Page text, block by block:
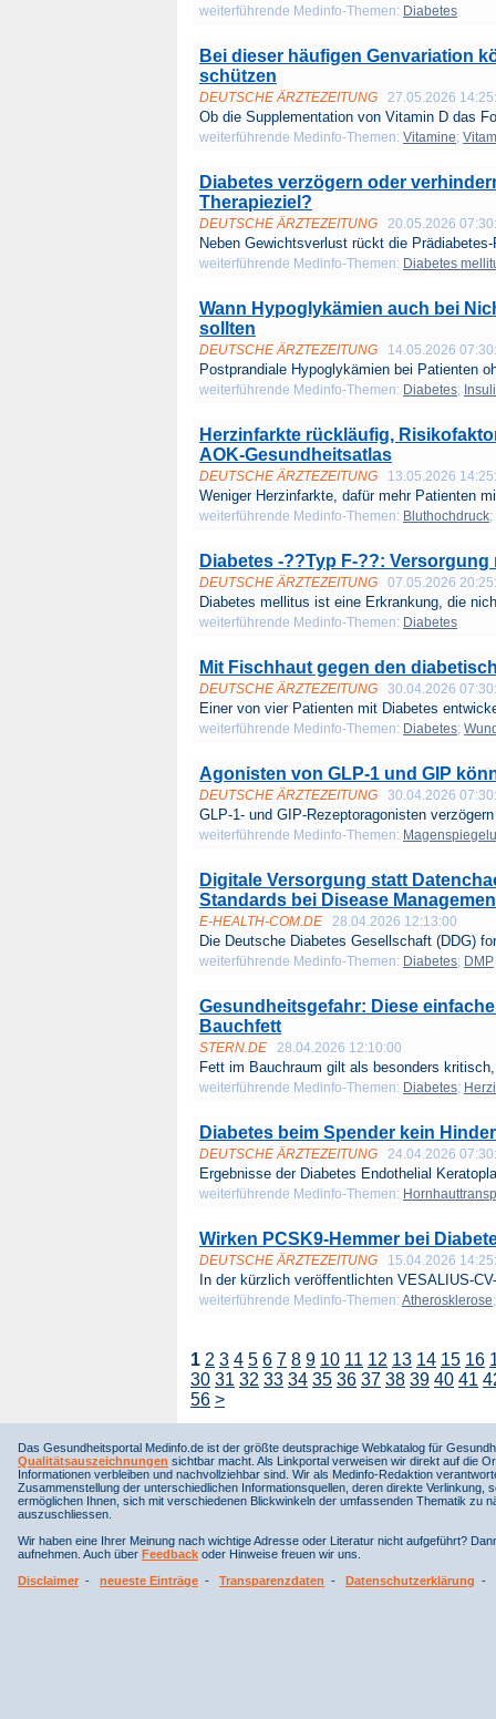
weiterführende Medinfo-Themen: Diabetes
Bei dieser häufigen Genvariation
schützen
DEUTSCHE ÄRZTEZEITUNG 27.05.2026
Ob die Supplementation von Vitamin D das
weiterführende Medinfo-Themen: Vitamine;
Diabetes verzögern oder
Therapieziel?
DEUTSCHE ÄRZTEZEITUNG 20.05.2026
Neben Gewichtsverlust rückt die
weiterführende Medinfo-Themen: Diabetes
Wann Hypoglykämien auch bei
sollten
DEUTSCHE ÄRZTEZEITUNG 14.05.2026
Postprandiale Hypoglykämien bei Patienten
weiterführende Medinfo-Themen: Diabetes;
Herzinfarkte rückläufig,
AOK-Gesundheitsatlas
DEUTSCHE ÄRZTEZEITUNG 13.05.2026
Weniger Herzinfarkte, dafür mehr Patienten
weiterführende Medinfo-Themen: Bluthochdruck;
Diabetes -??Typ F-??:
DEUTSCHE ÄRZTEZEITUNG 07.05.2026
Diabetes mellitus ist eine Erkrankung, die
weiterführende Medinfo-Themen: Diabetes
Mit Fischhaut gegen den
DEUTSCHE ÄRZTEZEITUNG 30.04.2026
Einer von vier Patienten mit Diabetes
weiterführende Medinfo-Themen: Diabetes;
Agonisten von GLP-1 und GIP
DEUTSCHE ÄRZTEZEITUNG 30.04.2026
GLP-1- und GIP-Rezeptoragonisten
weiterführende Medinfo-Themen:
Digitale Versorgung statt
Standards bei Disease
E-HEALTH-COM.DE 28.04.2026 12:13:00
Die Deutsche Diabetes Gesellschaft (DDG)
weiterführende Medinfo-Themen: Diabetes; DMP
Gesundheitsgefahr: Diese
Bauchfett
STERN.DE 28.04.2026 12:10:00
Fett im Bauchraum gilt als besonders
weiterführende Medinfo-Themen: Diabetes;
Diabetes beim Spender kein
DEUTSCHE ÄRZTEZEITUNG 24.04.2026
Ergebnisse der Diabetes Endothelial
weiterführende Medinfo-Themen:
Wirken PCSK9-Hemmer bei
DEUTSCHE ÄRZTEZEITUNG 15.04.2026
In der kürzlich veröffentlichten VESALIUS-
weiterführende Medinfo-Themen: Atherosklerose
1 2 3 4 5 6 7 8 9 10 11 12 13 14 15 16
30 31 32 33 34 35 36 37 38 39 40 41
56 >
Das Gesundheitsportal Medinfo.de ist der größte deutsprachige Webkatalog für
Qualitätsauszeichnungen sichtbar macht. Als Linkportal verweisen wir direkt auf die
Informationen verbleiben und nachvollziehbar sind. Wir als Medinfo-Redaktion
Zusammenstellung der unterschiedlichen Informationsquellen, deren direkte
ermöglichen Ihnen, sich mit verschiedenen Blickwinkeln der umfassenden Thematik
auszuschliessen.
Wir haben eine Ihrer Meinung nach wichtige Adresse oder Literatur nicht aufgeführt?
aufnehmen. Auch über Feedback oder Hinweise freuen wir uns.
Disclaimer - neueste Einträge - Transparenzdaten - Datenschutzerklärung -